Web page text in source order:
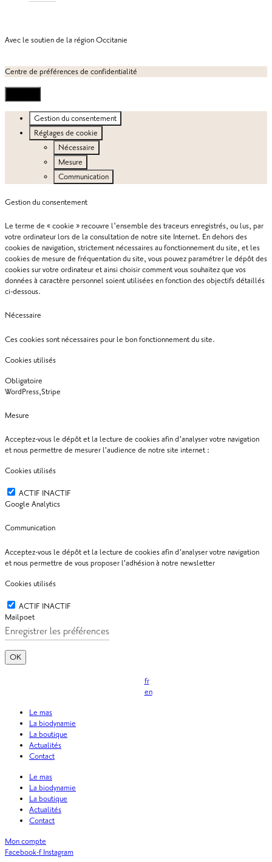
Avec le soutien de la région Occitanie
Centre de préférences de confidentialité
Gestion du consentement
Réglages de cookie
Nécessaire
Mesure
Communication
Gestion du consentement
Le terme de « cookie » recouvre l’ensemble des traceurs enregistrés, ou lus, par
votre ordinateur lors de la consultation de notre site Internet. En dehors des
cookies de navigation, strictement nécessaires au fonctionnement du site, et les
cookies de mesure de fréquentation du site, vous pouvez paramétrer le dépôt des
cookies sur votre ordinateur et ainsi choisir comment vous souhaitez que vos
données à caractère personnel soient utilisées en fonction des objectifs détaillés
ci-dessous.
Nécessaire
Ces cookies sont nécessaires pour le bon fonctionnement du site.
Cookies utilisés
Obligatoire
WordPress,Stripe
Mesure
Acceptez-vous le dépôt et la lecture de cookies afin d'analyser votre navigation
et nous permettre de mesurer l'audience de notre site internet :
Cookies utilisés
ACTIF INACTIF
Google Analytics
Communication
Acceptez-vous le dépôt et la lecture de cookies afin d'analyser votre navigation
et nous permettre de vous proposer l'adhésion à notre newsletter
Cookies utilisés
ACTIF INACTIF
Mailpoet
OK
fr
en
Le mas
La biodynamie
La boutique
Actualités
Contact
Le mas
La biodynamie
La boutique
Actualités
Contact
Mon compte
Facebook-f Instagram